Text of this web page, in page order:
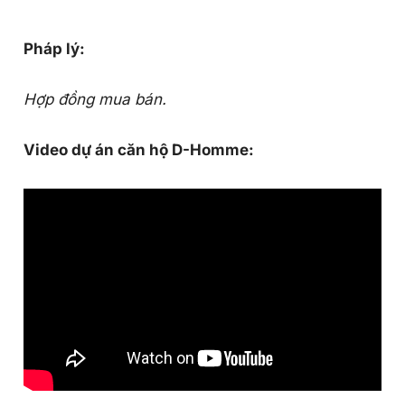
Pháp lý:
Hợp đồng mua bán.
Video dự án căn hộ D-Homme: